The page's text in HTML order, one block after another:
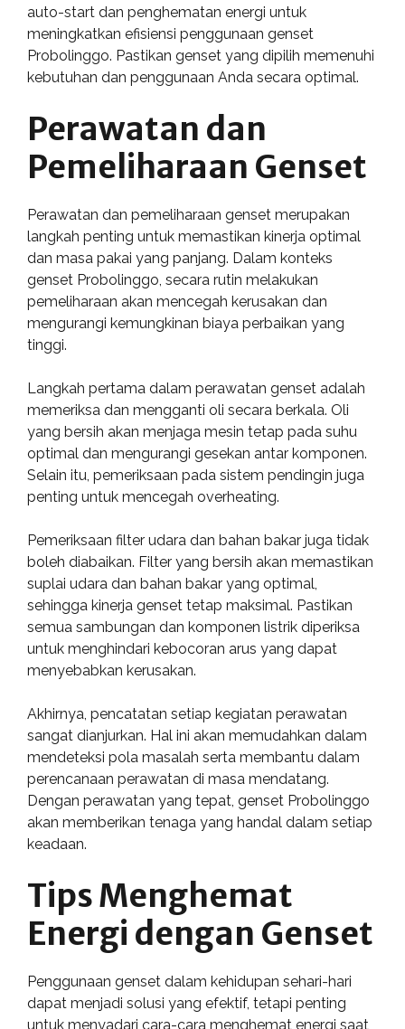
auto-start dan penghematan energi untuk
meningkatkan efisiensi penggunaan genset
Probolinggo. Pastikan genset yang dipilih memenuhi
kebutuhan dan penggunaan Anda secara optimal.
Perawatan dan
Pemeliharaan Genset
Perawatan dan pemeliharaan genset merupakan
langkah penting untuk memastikan kinerja optimal
dan masa pakai yang panjang. Dalam konteks
genset Probolinggo, secara rutin melakukan
pemeliharaan akan mencegah kerusakan dan
mengurangi kemungkinan biaya perbaikan yang
tinggi.
Langkah pertama dalam perawatan genset adalah
memeriksa dan mengganti oli secara berkala. Oli
yang bersih akan menjaga mesin tetap pada suhu
optimal dan mengurangi gesekan antar komponen.
Selain itu, pemeriksaan pada sistem pendingin juga
penting untuk mencegah overheating.
Pemeriksaan filter udara dan bahan bakar juga tidak
boleh diabaikan. Filter yang bersih akan memastikan
suplai udara dan bahan bakar yang optimal,
sehingga kinerja genset tetap maksimal. Pastikan
semua sambungan dan komponen listrik diperiksa
untuk menghindari kebocoran arus yang dapat
menyebabkan kerusakan.
Akhirnya, pencatatan setiap kegiatan perawatan
sangat dianjurkan. Hal ini akan memudahkan dalam
mendeteksi pola masalah serta membantu dalam
perencanaan perawatan di masa mendatang.
Dengan perawatan yang tepat, genset Probolinggo
akan memberikan tenaga yang handal dalam setiap
keadaan.
Tips Menghemat
Energi dengan Genset
Penggunaan genset dalam kehidupan sehari-hari
dapat menjadi solusi yang efektif, tetapi penting
untuk menyadari cara-cara menghemat energi saat